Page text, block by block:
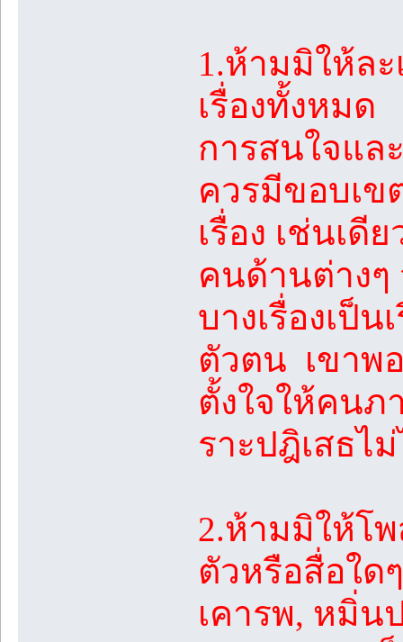
1.ห้ามมิให้ล
เรื่องทั้งหมด
การสนใจแล
ควรมีขอบเข
เรื่อง เช่นเ
คนด้านต่างๆ
บางเรื่องเป็น
ตัวตน เขาพ
ตั้งใจให้คนภ
ราะปฎิเสธไ
2.ห้ามมิให้โ
ตัวหรือสื่อใด
เคารพ, หมิ่น